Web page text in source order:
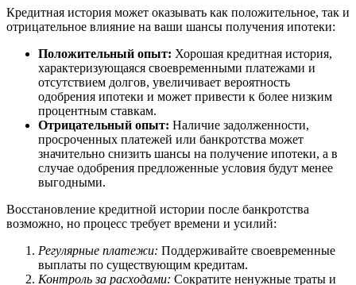
Кредитная история может оказывать как положительное, так и
отрицательное влияние на ваши шансы получения ипотеки:
Положительный опыт: Хорошая кредитная история,
характеризующаяся своевременными платежами и
отсутствием долгов, увеличивает вероятность
одобрения ипотеки и может привести к более низким
процентным ставкам.
Отрицательный опыт: Наличие задолженности,
просроченных платежей или банкротства может
значительно снизить шансы на получение ипотеки, а в
случае одобрения предложенные условия будут менее
выгодными.
Восстановление кредитной истории после банкротства
возможно, но процесс требует времени и усилий:
Регулярные платежи: Поддерживайте своевременные
выплаты по существующим кредитам.
Контроль за расходами: Сократите ненужные траты и